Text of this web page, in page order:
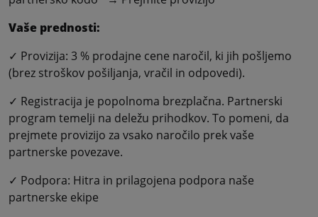
Vaše prednosti:
✓ Provizija: 3 % prodajne cene naročil, ki jih pošljemo
(brez stroškov pošiljanja, vračil in odpovedi).
✓ Registracija je popolnoma brezplačna. Partnerski
program temelji na deležu prihodkov. To pomeni, da
prejmete provizijo za vsako naročilo prek vaše
partnerske povezave.
✓ Podpora: Hitra in prilagojena podpora naše
partnerske ekipe